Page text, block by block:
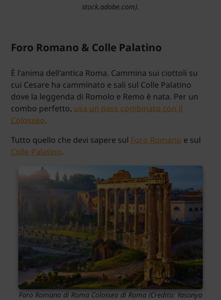
stock.adobe.com).
Foro Romano & Colle Palatino
È l'anima dell'antica Roma. Cammina sui ciottoli su
cui Cesare ha camminato e sali sul Colle Palatino
dove la leggenda di Romolo e Remo è nata. Per un
combo perfetto, usa un pass combinato con il
Colosseo.
Tutto quello che devi sapere sul Foro Romano e sul
Colle Palatino.
Foro Romano di Roma Colosseo di Roma (Credito: Yasonya